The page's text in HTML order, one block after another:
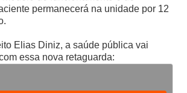
permanecerá na unidade por 12
Elias Diniz, a saúde pública vai
essa nova retaguarda: